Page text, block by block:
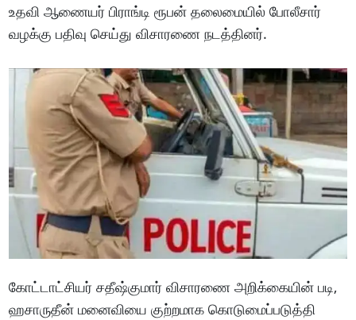
உதவி ஆணையர் பிராங்டி ரூபன் தலைமையில் போலீசார்
வழக்கு பதிவு செய்து விசாரணை நடத்தினர்.
கோட்டாட்சியர் சதீஷ்குமார் விசாரணை அறிக்கையின் படி,
ஹசாருதீன் மனைவியை குற்றமாக கொடுமைப்படுத்தி